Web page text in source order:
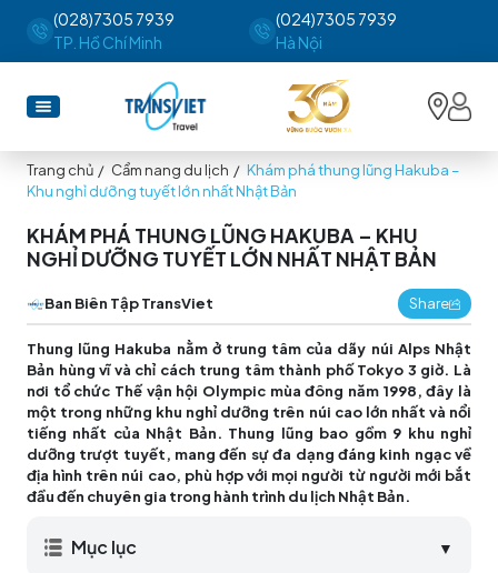
(028)7305 7939
TP. Hồ Chí Minh
(024)7305 7939
Hà Nội
Trang chủ / Cẩm nang du lịch / Khám phá thung lũng Hakuba –
Khu nghỉ dưỡng tuyết lớn nhất Nhật Bản
KHÁM PHÁ THUNG LŨNG HAKUBA – KHU
NGHỈ DƯỠNG TUYẾT LỚN NHẤT NHẬT BẢN
Ban Biên Tập TransViet Share
Thung lũng Hakuba nằm ở trung tâm của dãy núi Alps Nhật
Bản hùng vĩ và chỉ cách trung tâm thành phố Tokyo 3 giờ. Là
nơi tổ chức Thế vận hội Olympic mùa đông năm 1998, đây là
một trong những khu nghỉ dưỡng trên núi cao lớn nhất và nổi
tiếng nhất của Nhật Bản. Thung lũng bao gồm 9 khu nghỉ
dưỡng trượt tuyết, mang đến sự đa dạng đáng kinh ngạc về
địa hình trên núi cao, phù hợp với mọi người từ người mới bắt
đầu đến chuyên gia trong hành trình du lịch Nhật Bản.
Mục lục ▼